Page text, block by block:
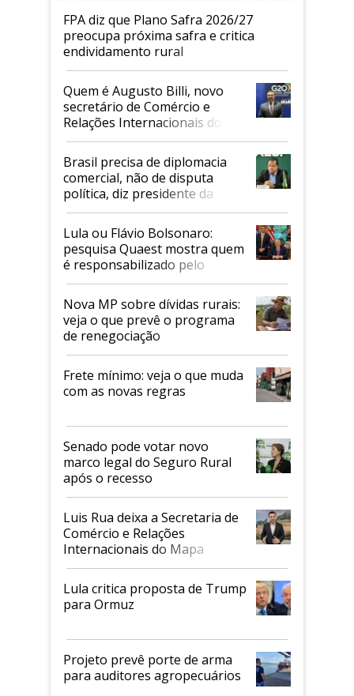
FPA diz que Plano Safra 2026/27
preocupa próxima safra e critica
endividamento rural
Quem é Augusto Billi, novo
secretário de Comércio e
Relações Internacionais do
Mapa
Brasil precisa de diplomacia
comercial, não de disputa
política, diz presidente da
Faesp
Lula ou Flávio Bolsonaro:
pesquisa Quaest mostra quem
é responsabilizado pelo
tarifaço dos EUA
Nova MP sobre dívidas rurais:
veja o que prevê o programa
de renegociação
Frete mínimo: veja o que muda
com as novas regras
Senado pode votar novo
marco legal do Seguro Rural
após o recesso
Luis Rua deixa a Secretaria de
Comércio e Relações
Internacionais do Mapa
Lula critica proposta de Trump
para Ormuz
Projeto prevê porte de arma
para auditores agropecuários